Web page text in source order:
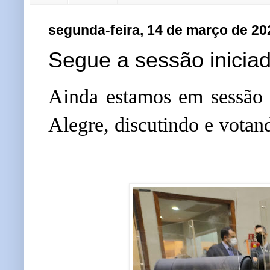
segunda-feira, 14 de março de
Segue a sessão
Ainda estamos em
Alegre, discutindo e